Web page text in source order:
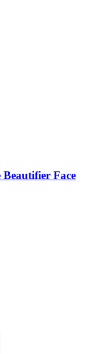
Beautifier Face